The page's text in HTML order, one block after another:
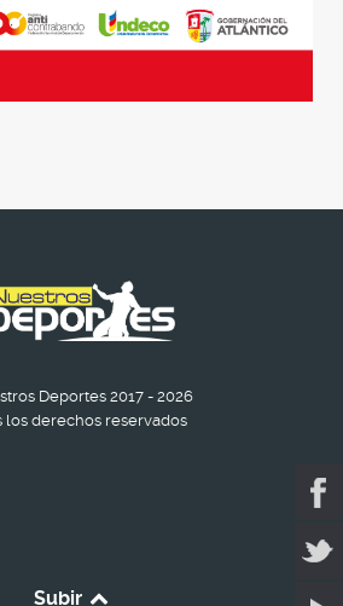
Deportes 2017 - 2026
los derechos reservados
Subir